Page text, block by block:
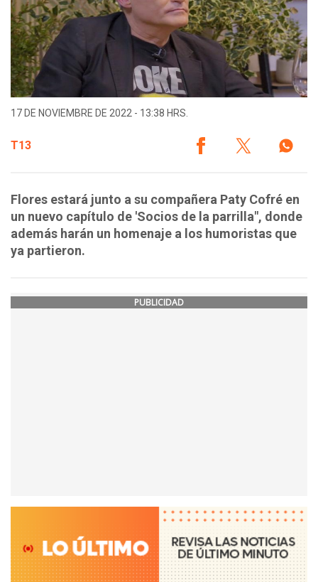
17 DE NOVIEMBRE DE 2022 - 13:38 HRS.
T13
Flores estará junto a su compañera Paty Cofré en
un nuevo capítulo de 'Socios de la parrilla", donde
además harán un homenaje a los humoristas que
ya partieron.
PUBLICIDAD